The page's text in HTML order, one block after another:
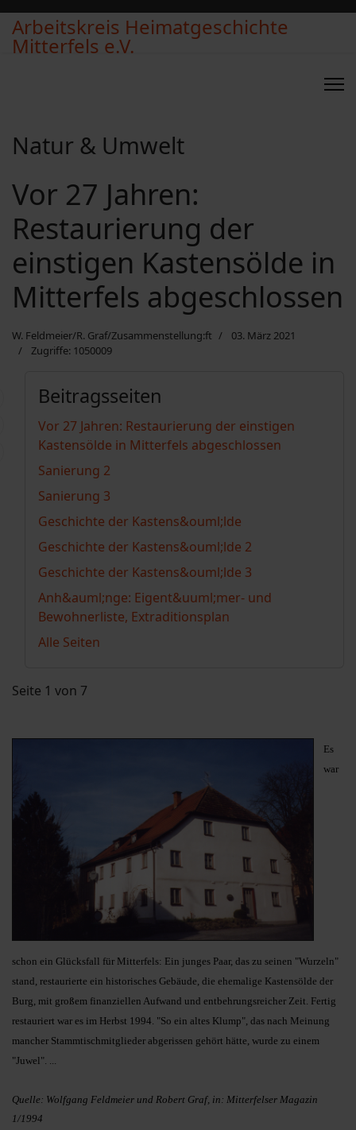
Arbeitskreis Heimatgeschichte
Mitterfels e.V.
Natur & Umwelt
Vor 27 Jahren:
Restaurierung der
einstigen Kastensölde in
Mitterfels abgeschlossen
W. Feldmeier/R. Graf/Zusammenstellung:ft
03. März 2021
Zugriffe: 1050009
Beitragsseiten
Vor 27 Jahren: Restaurierung der einstigen
Kastensölde in Mitterfels abgeschlossen
Sanierung 2
Sanierung 3
Geschichte der Kastens&ouml;lde
Geschichte der Kastens&ouml;lde 2
Geschichte der Kastens&ouml;lde 3
Anh&auml;nge: Eigent&uuml;mer- und
Bewohnerliste, Extraditionsplan
Alle Seiten
Seite 1 von 7
Es
war
schon ein Glücksfall für Mitterfels: Ein junges Paar, das zu seinen "Wurzeln"
stand, restaurierte ein historisches Gebäude, die ehemalige Kastensölde der
Burg, mit großem finanziellen Aufwand und entbehrungsreicher Zeit. Fertig
restauriert war es im Herbst 1994. "So ein altes Klump", das nach Meinung
mancher Stammtischmitglieder abgerissen gehört hätte, wurde zu einem
"Juwel". ...
Quelle: Wolfgang Feldmeier und Robert Graf, in: Mitterfelser Magazin
1/1994